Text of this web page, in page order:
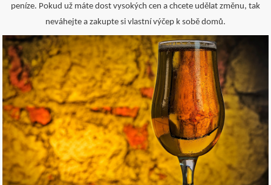
peníze. Pokud už máte dost vysokých cen a chcete udělat změnu, tak
neváhejte a zakupte si vlastní výčep k sobě domů.